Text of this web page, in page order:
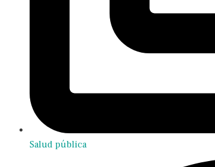
Salud pública